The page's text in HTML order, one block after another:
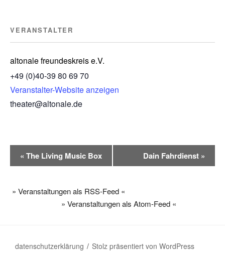
VERANSTALTER
altonale freundeskreis e.V.
+49 (0)40-39 80 69 70
Veranstalter-Website anzeigen
theater@altonale.de
e
a
« The Living Music Box Dain Fahrdienst »
» Veranstaltungen als RSS-Feed «
» Veranstaltungen als Atom-Feed «
datenschutzerklärung Stolz präsentiert von WordPress